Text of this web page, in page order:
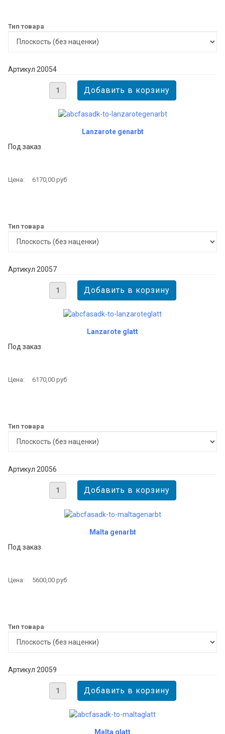
Тип товара
Артикул 20054
Lanzarote genarbt
Под заказ
Цена: 6170,00 руб
Тип товара
Артикул 20057
Lanzarote glatt
Под заказ
Цена: 6170,00 руб
Тип товара
Артикул 20056
Malta genarbt
Под заказ
Цена: 5600,00 руб
Тип товара
Артикул 20059
Malta glatt